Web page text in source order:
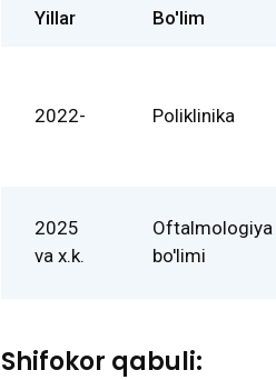
Yillar Bo'lim
2022- Poliklinika
2025
va x.k.
Oftalmologiya
bo'limi
Shifokor qabuli: